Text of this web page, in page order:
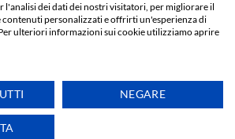
daWe Blink Design
BLOG FAQ CONTATTI
2026 © IlMaestralePesca.it
l'analisi dei dati dei nostri visitatori, per migliorare il
personalizzati e offrirti un'esperienza di
ulteriori informazioni sui cookie utilizziamo aprire
NEGARE